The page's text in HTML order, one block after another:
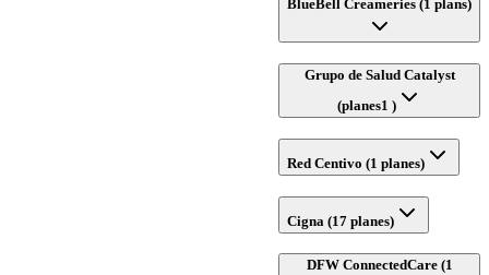
BlueBell Creameries (1 plans)
Grupo de Salud Catalyst
(planes1 )
Red Centivo (1 planes)
Cigna (17 planes)
DFW ConnectedCare (1